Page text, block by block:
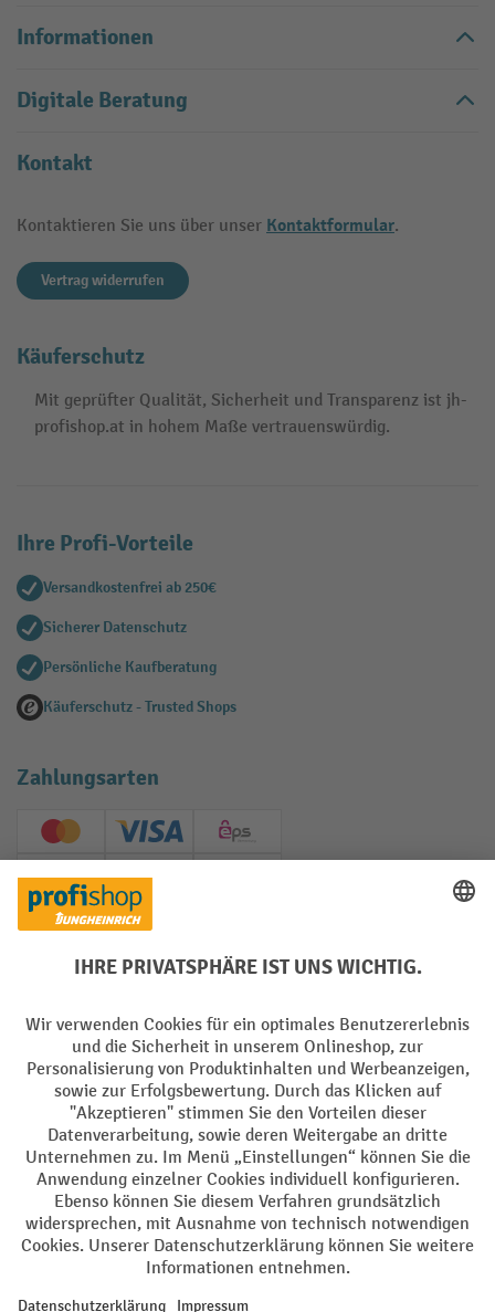
Informationen
Digitale Beratung
Kontakt
Kontaktieren Sie uns über unser Kontaktformular.
Vertrag widerrufen
Käuferschutz
Mit geprüfter Qualität, Sicherheit und Transparenz ist jh-
profishop.at in hohem Maße vertrauenswürdig.
Ihre Profi-Vorteile
Versandkostenfrei ab 250€
Sicherer Datenschutz
Persönliche Kaufberatung
Käuferschutz - Trusted Shops
Zahlungsarten
Creditcard (Master)Creditcard (Visa)
EPS
PayPal
Soziale Netzwerke
Impressum Datenschutz
Barrierefreiheit Privacy Settings
Alle Preise exkl. gesetzl. Mehrwertsteuer zzgl.Versandkostenund ggf.
Nachnahmegebühren, wenn nicht anders angegeben.
¹ Der Rabatt gilt so lange der Vorrat reicht. Der Rabatt gilt nicht auf